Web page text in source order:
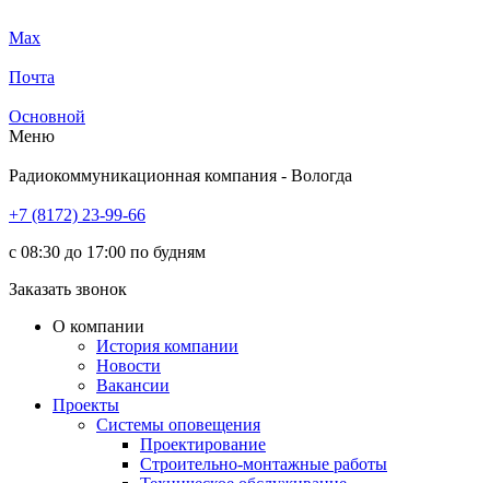
Max
Почта
Основной
Меню
Радиокоммуникационная компания - Вологда
+7 (8172) 23-99-66
с 08:30 до 17:00 по будням
Заказать звонок
О компании
История компании
Новости
Вакансии
Проекты
Системы оповещения
Проектирование
Строительно-монтажные работы